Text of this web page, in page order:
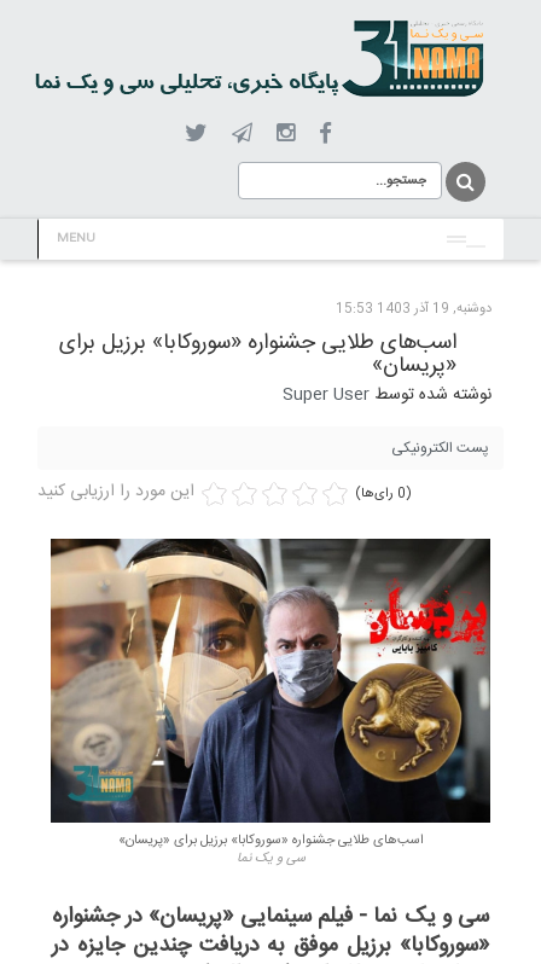
MENU
دوشنبه, 19 آذر 1403 15:53
اسب‌های طلایی جشنواره «سوروکابا» برزیل برای
«پریسان»
نوشته شده توسط Super User
پست الکترونیکی
این مورد را ارزیابی کنید (0 رای‌ها)
اسب‌های طلایی جشنواره «سوروکابا» برزیل برای «پریسان»
سی و یک نما
سی و یک نما - فیلم سینمایی «پریسان» در جشنواره
«سوروکابا» برزیل موفق به دریافت چندین جایزه در